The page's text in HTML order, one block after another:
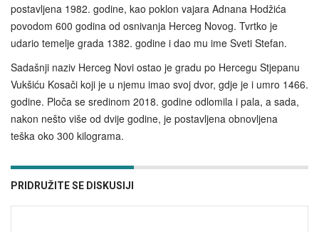
postavljena 1982. godine, kao poklon vajara Adnana Hodžića
povodom 600 godina od osnivanja Herceg Novog. Tvrtko je
udario temelje grada 1382. godine i dao mu ime Sveti Stefan.
Sadašnji naziv Herceg Novi ostao je gradu po Hercegu Stjepanu
Vukšiću Kosači koji je u njemu imao svoj dvor, gdje je i umro 1466.
godine. Ploča se sredinom 2018. godine odlomila i pala, a sada,
nakon nešto više od dvije godine, je postavljena obnovljena
teška oko 300 kilograma.
PRIDRUŽITE SE DISKUSIJI